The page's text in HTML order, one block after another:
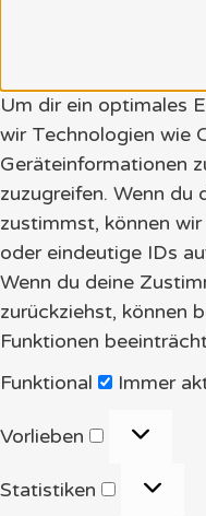
Um dir ein optimales
wir Technologien wie
Geräteinformationen
zuzugreifen. Wenn du
zustimmst, können
oder eindeutige IDs
Wenn du deine
zurückziehst, können
Funktionen
Funktional
Funktional
Immer
Vorlieben
Vorlieben
Statistiken
Statistiken